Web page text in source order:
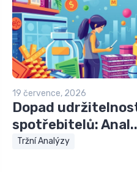
19 července, 2026
Dopad
spotřebitelů:
Tržní Analýzy